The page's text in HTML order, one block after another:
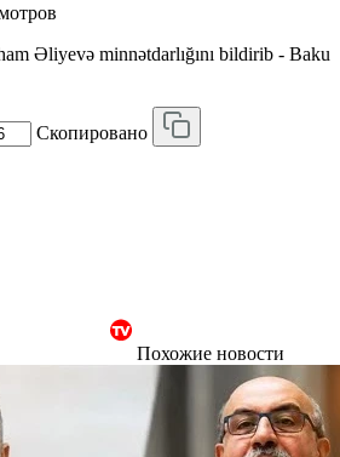
Əliyevə minnətdarlığını bildirib - Baku
Скопировано
Похожие новости